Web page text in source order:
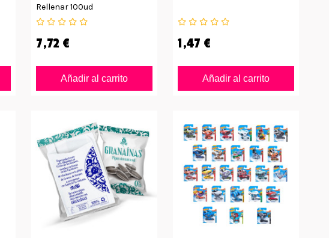
Rellenar 100ud
7,72 €
Añadir al carrito
1,47 €
Añadir al carrito